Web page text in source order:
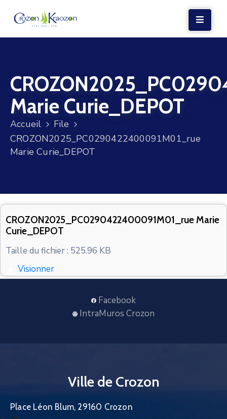
VIE
LOCALE
VIE
SOCIALE
TERRE
VOS
CONTACT
Marie Curie_DEPOT
Accueil
File
CROZON2025_PC0290422400091M01_rue
Marie Curie_DEPOT
CROZON2025_PC0290422400091M01_rue Marie
Curie_DEPOT
Taille du fichier : 525.96 KB
Visionner
Facebook
IntraMuros Crozon
Ville de Crozon
Place Léon Blum, 29160 Crozon